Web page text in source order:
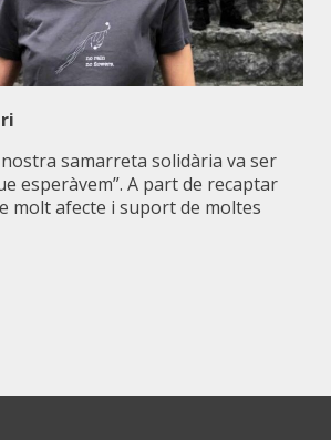
samarreta solidària va ser
esperàvem”. A part de recaptar
molt afecte i suport de moltes